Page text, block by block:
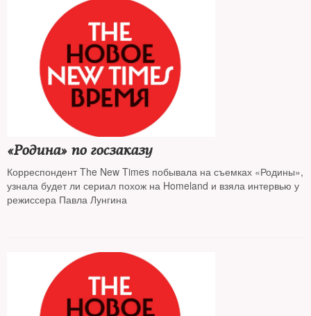
«Родина» по госзаказу
Корреспондент The New Times побывала на съемках «Родины»,
узнала будет ли сериал похож на Homeland и взяла интервью у
режиссера Павла Лунгина